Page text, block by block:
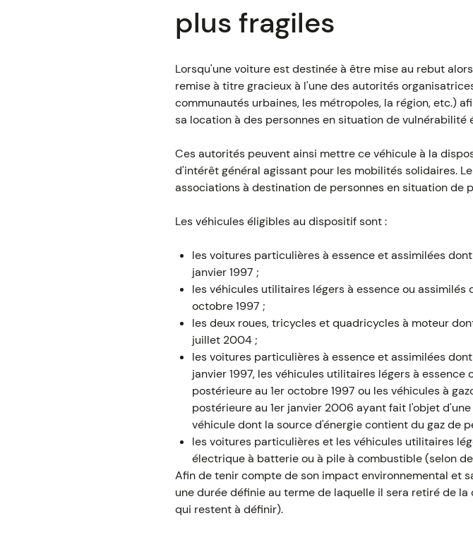
plus fragiles
Lorsqu'une voiture est destinée à être mise au rebut
remise à titre gracieux à l'une des autorités
communautés urbaines, les métropoles, la région, etc.)
sa location à des personnes en situation de vulnérabilité
Ces autorités peuvent ainsi mettre ce véhicule à la
d'intérêt général agissant pour les mobilités solidaires.
associations à destination de personnes en situation de
Les véhicules éligibles au dispositif sont :
les voitures particulières à essence et assimilées
janvier 1997 ;
les véhicules utilitaires légers à essence ou
octobre 1997 ;
les deux roues, tricycles et quadricycles à moteur
juillet 2004 ;
les voitures particulières à essence et assimilées
janvier 1997, les véhicules utilitaires légers à
postérieure au 1er octobre 1997 ou les véhicules à
postérieure au 1er janvier 2006 ayant fait l'objet
véhicule dont la source d'énergie contient du gaz de
les voitures particulières et les véhicules utilitaires
électrique à batterie ou à pile à combustible (selon
Afin de tenir compte de son impact environnemental et
une durée définie au terme de laquelle il sera retiré de
qui restent à définir).